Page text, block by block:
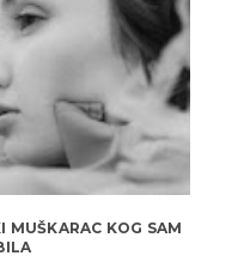
MUŠKARAC KOG SAM